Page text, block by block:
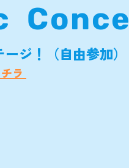
ージ！（自由参加
ラ